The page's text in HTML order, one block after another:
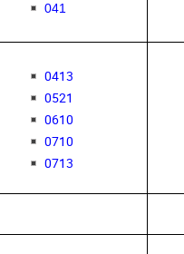
041
0413
0521
0610
0710
0713